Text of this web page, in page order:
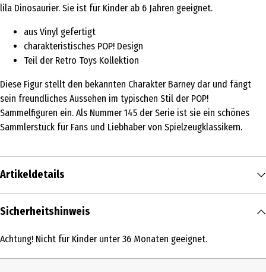
lila Dinosaurier. Sie ist für Kinder ab 6 Jahren geeignet.
aus Vinyl gefertigt
charakteristisches POP! Design
Teil der Retro Toys Kollektion
Diese Figur stellt den bekannten Charakter Barney dar und fängt
sein freundliches Aussehen im typischen Stil der POP!
Sammelfiguren ein. Als Nummer 145 der Serie ist sie ein schönes
Sammlerstück für Fans und Liebhaber von Spielzeugklassikern.
Artikeldetails
Inhalt
Produkttyp
Sicherheitshinweis
Achtung! Nicht für Kinder unter 36 Monaten geeignet.